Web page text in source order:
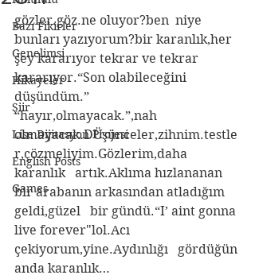
Bazı Fikirler
Genelimsi
Hikayeler
Şiir
Lise Dijitasyon Projesi
English Posts
Games
gözler.göz.ne oluyor?ben  niye
bunları yazıyorum?bir karanlık,her
şey kararıyor tekrar ve tekrar
kararıyor.“Son olabileceğini
düşündüm.”
“hayır,olmayacak.”,nah
olmayacak.DÜşünceler,zihnim.testle
r,çözmeliyim.Gözlerim,daha
karanlık   artık.Aklıma hızlananan
bir arabanın arkasından atladığım
geldi,güzel   bir gündü.“I’ aint gonna
live forever"lol.Acı
çekiyorum,yine.Aydınlığı   gördüğün
anda karanlık…